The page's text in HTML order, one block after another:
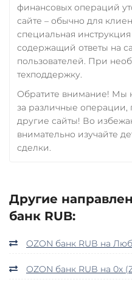
финансовых операций
сайте – обычно для
специальная
содержащий ответы на
пользователей. При
техподдержку.
Обратите внимание! Мы
за различные
другие сайты! Во
внимательно изучайте
сделки.
Другие
банк RUB:
OZON банк RUB на
OZON банк RUB на 0x